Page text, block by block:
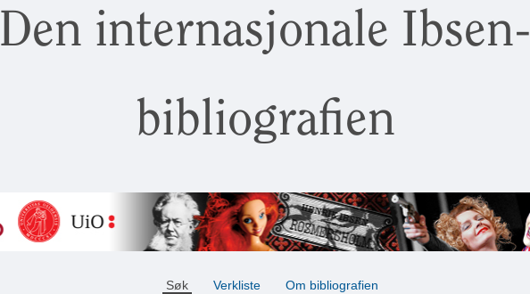
Den internasjonale Ibsen-
bibliografien
Søk Verkliste Om bibliografien